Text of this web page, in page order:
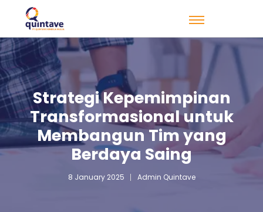
Strategi Kepemimpinan
Transformasional untuk
Membangun Tim yang
Berdaya Saing
8 January 2025 Admin Quintave